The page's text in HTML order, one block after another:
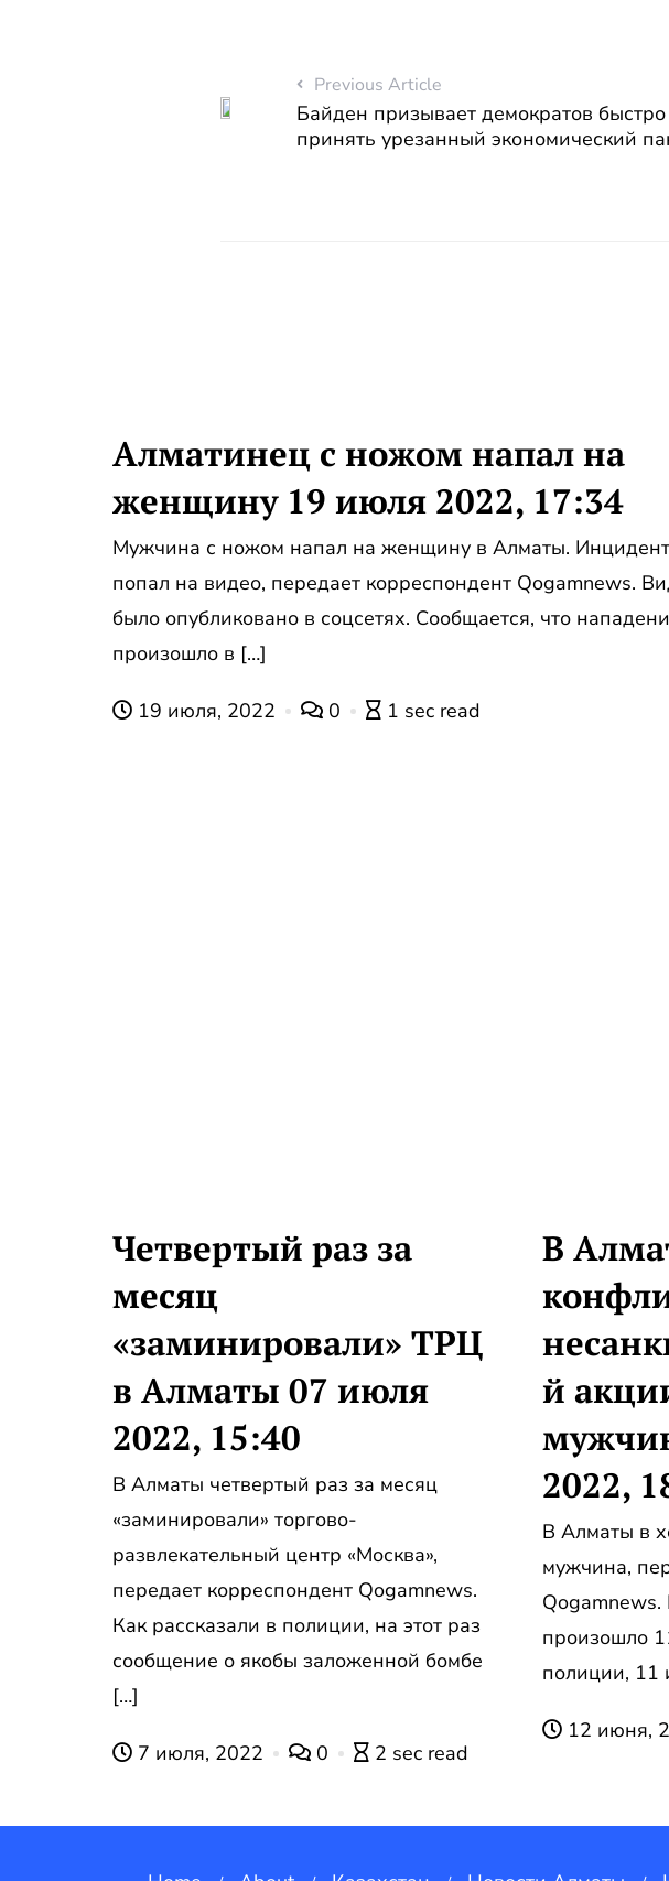
Previous Article
Байден призывает демократов быстро
принять урезанный экономический
Алматинец с ножом напал на
женщину 19 июля 2022, 17:34
Мужчина с ножом напал на женщину в Алматы. Инцидент
попал на видео, передает корреспондент Qogamnews.
было опубликовано в соцсетях. Сообщается, что
произошло в […]
19 июля, 2022 0 1 sec read
Четвертый раз за
месяц
«заминировали» ТРЦ
в Алматы 07 июля
2022, 15:40
В Алматы четвертый раз за месяц
«заминировали» торгово-
развлекательный центр «Москва»,
передает корреспондент Qogamnews.
Как рассказали в полиции, на этот раз
сообщение о якобы заложенной бомбе
[…]
7 июля, 2022 0 2 sec read
В
й
2022,
В Алматы в
мужчина,
произошло
полиции, 11
12 июня,